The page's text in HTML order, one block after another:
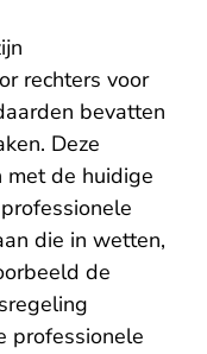
rechters voor
bevatten
Deze
met de huidige
die in wetten,
de
professionele